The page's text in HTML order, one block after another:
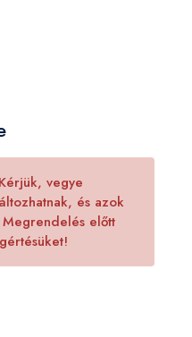
vegye
és azok
előtt